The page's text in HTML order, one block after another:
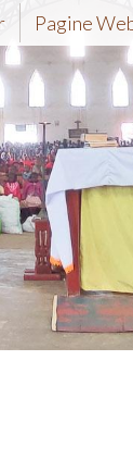
Pagine